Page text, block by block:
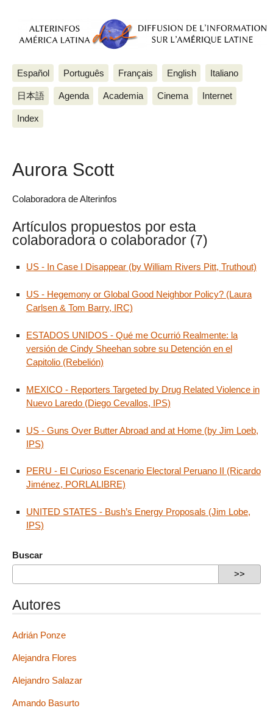
Español Português Français English Italiano
日本語 Agenda Academia Cinema Internet
Index
Aurora Scott
Colaboradora de Alterinfos
Artículos propuestos por esta
colaboradora o colaborador (7)
US - In Case I Disappear (by William Rivers Pitt, Truthout)
US - Hegemony or Global Good Neighbor Policy? (Laura
Carlsen & Tom Barry, IRC)
ESTADOS UNIDOS - Qué me Ocurrió Realmente: la
versión de Cindy Sheehan sobre su Detención en el
Capitolio (Rebelión)
MEXICO - Reporters Targeted by Drug Related Violence in
Nuevo Laredo (Diego Cevallos, IPS)
US - Guns Over Butter Abroad and at Home (by Jim Loeb,
IPS)
PERU - El Curioso Escenario Electoral Peruano II (Ricardo
Jiménez, PORLALIBRE)
UNITED STATES - Bush’s Energy Proposals (Jim Lobe,
IPS)
Buscar
Autores
Adrián Ponze
Alejandra Flores
Alejandro Salazar
Amando Basurto